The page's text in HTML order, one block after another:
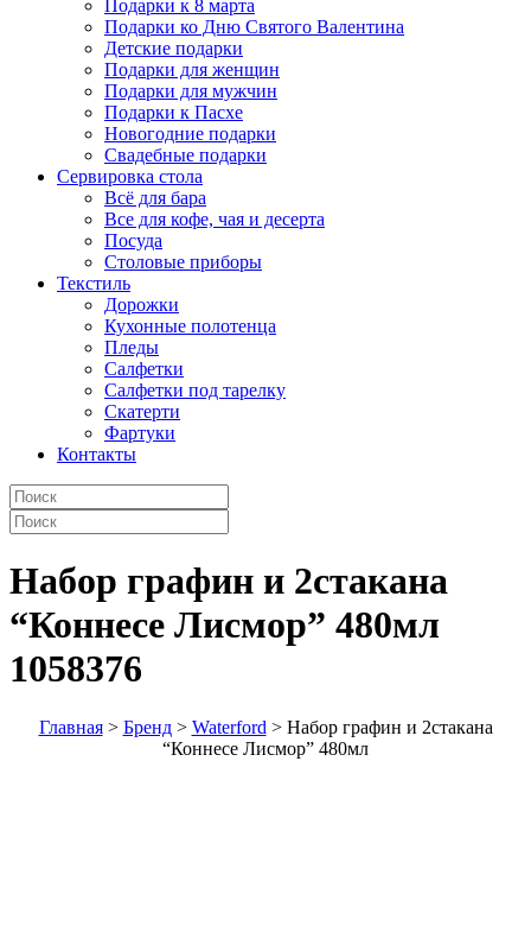
Подарки к 8 марта
Подарки ко Дню Святого Валентина
Детские подарки
Подарки для женщин
Подарки для мужчин
Подарки к Пасхе
Новогодние подарки
Свадебные подарки
Сервировка стола
Всё для бара
Все для кофе, чая и десерта
Посуда
Столовые приборы
Текстиль
Дорожки
Кухонные полотенца
Пледы
Салфетки
Салфетки под тарелку
Скатерти
Фартуки
Контакты
Набор графин и 2стакана
“Коннесе Лисмор” 480мл
1058376
Главная> Бренд> Waterford > Набор графин и 2стакана
“Коннесе Лисмор” 480мл